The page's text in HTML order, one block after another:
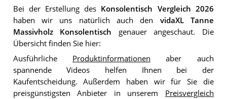
Bei der Erstellung des Konsolentisch Vergleich 2026
haben wir uns natürlich auch den vidaXL Tanne
Massivholz Konsolentisch genauer angeschaut. Die
Übersicht finden Sie hier:
Ausführliche Produktinformationen aber auch
spannende Videos helfen Ihnen bei der
Kaufentscheidung. Außerdem haben wir für Sie die
preisgünstigsten Anbieter in unserem Preisvergleich